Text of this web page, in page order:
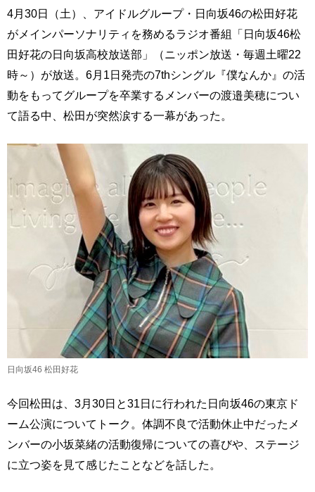
4月30日（土）、アイドルグループ・日向坂46の松田好花
がメインパーソナリティを務めるラジオ番組「日向坂46松
田好花の日向坂高校放送部」（ニッポン放送・毎週土曜22
時～）が放送。6月1日発売の7thシングル『僕なんか』の活
動をもってグループを卒業するメンバーの渡邉美穂につい
て語る中、松田が突然涙する一幕があった。
日向坂46 松田好花
今回松田は、3月30日と31日に行われた日向坂46の東京ド
ーム公演についてトーク。体調不良で活動休止中だったメ
ンバーの小坂菜緒の活動復帰についての喜びや、ステージ
に立つ姿を見て感じたことなどを話した。